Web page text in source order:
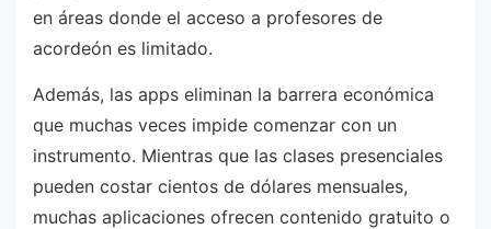
en áreas donde el acceso a profesores de
acordeón es limitado.
Además, las apps eliminan la barrera económica
que muchas veces impide comenzar con un
instrumento. Mientras que las clases presenciales
pueden costar cientos de dólares mensuales,
muchas aplicaciones ofrecen contenido gratuito o